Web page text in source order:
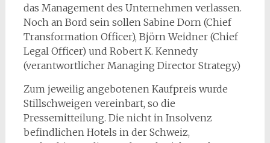
das Management des Unternehmen verlassen.
Noch an Bord sein sollen Sabine Dorn (Chief
Transformation Officer), Björn Weidner (Chief
Legal Officer) und Robert K. Kennedy
(verantwortlicher Managing Director Strategy.)
Zum jeweilig angebotenen Kaufpreis wurde
Stillschweigen vereinbart, so die
Pressemitteilung. Die nicht in Insolvenz
befindlichen Hotels in der Schweiz,